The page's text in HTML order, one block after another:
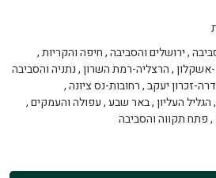
,ירושלים והסביבה,חיפה והקריות,
,הרצליה-רמת השרון,נתניה והסביבה
זכרון יעקב,רחובות-נס ציונה,
,הגליל העליון,באר שבע,עפולה והעמקים,
,פתח תקווה והסביבה